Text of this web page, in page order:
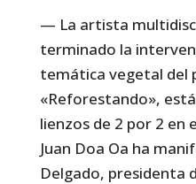
— La artista
terminado la
temática vegetal del
«Reforestando»,
lienzos de 2 por 2 en
Juan Doa Oa ha
Delgado, presidenta